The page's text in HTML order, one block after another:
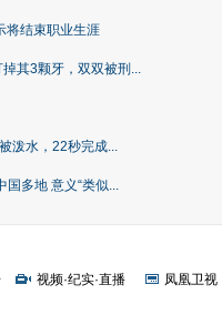
将结束职业生涯
其3颗牙，双双被刑...
泼水，22秒完成...
国多地 意义“类似...
视频·纪实·直播
凤凰卫视